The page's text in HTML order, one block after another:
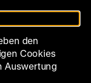
den
Cookies
Auswertung